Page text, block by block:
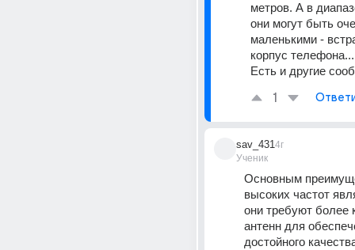
метров. А в
они могут быть
маленькими -
корпус
Есть и другие
1
sav_431
Ученик
4г
Основным
высоких частот
они требуют более
антенн для
достойного